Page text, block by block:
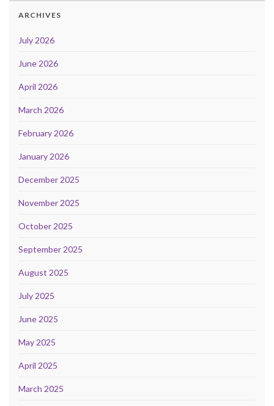
ARCHIVES
July 2026
June 2026
April 2026
March 2026
February 2026
January 2026
December 2025
November 2025
October 2025
September 2025
August 2025
July 2025
June 2025
May 2025
April 2025
March 2025